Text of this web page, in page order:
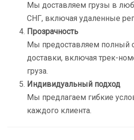
Мы доставляем грузы в
СНГ, включая удаленные
Прозрачность
Мы предоставляем полный
доставки, включая трек-
груза.
Индивидуальный подход
Мы предлагаем гибкие
каждого клиента.